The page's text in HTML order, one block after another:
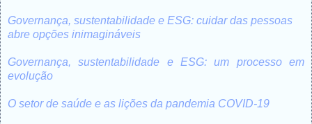
Governança, sustentabilidade e ESG: cuidar das pessoas
abre opções inimagináveis
Governança, sustentabilidade e ESG: um processo em
evolução
O setor de saúde e as lições da pandemia COVID-19